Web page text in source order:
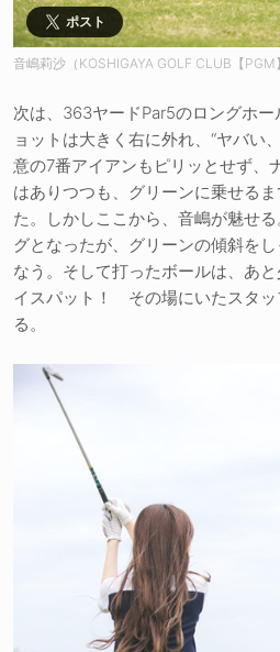
ポスト
音嶋莉沙（KOSHIGAYA GOLF CLUB【PGM
次は、363ヤードPar5のロングホ
ョットは大きく右に外れ、“ヤバい
意の7番アイアンもピリッとせず、
はありつつも、グリーンに乗せる
た。しかしここから、音嶋が魅せ
グとなったが、グリーンの傾斜を
なう。そして打ったボールは、あ
イスパット！ その場にいたスタッ
る。